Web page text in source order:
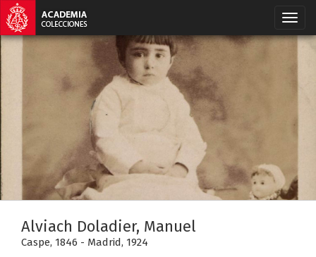
Alviach Doladier, Manuel
Caspe, 1846 - Madrid, 1924